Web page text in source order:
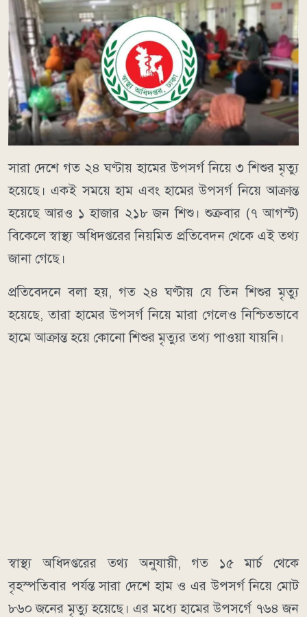
সারা দেশে গত ২৪ ঘণ্টায় হামের উপসর্গ নিয়ে ৩ শিশুর মৃত্যু
হয়েছে। একই সময়ে হাম এবং হামের উপসর্গ নিয়ে আক্রান্ত
হয়েছে আরও ১ হাজার ২১৮ জন শিশু। শুক্রবার (৭ আগস্ট)
বিকেলে স্বাস্থ্য অধিদপ্তরের নিয়মিত প্রতিবেদন থেকে এই তথ্য
জানা গেছে।
প্রতিবেদনে বলা হয়, গত ২৪ ঘণ্টায় যে তিন শিশুর মৃত্যু
হয়েছে, তারা হামের উপসর্গ নিয়ে মারা গেলেও নিশ্চিতভাবে
হামে আক্রান্ত হয়ে কোনো শিশুর মৃত্যুর তথ্য পাওয়া যায়নি।
স্বাস্থ্য অধিদপ্তরের তথ্য অনুযায়ী, গত ১৫ মার্চ থেকে
বৃহস্পতিবার পর্যন্ত সারা দেশে হাম ও এর উপসর্গ নিয়ে মোট
৮৬০ জনের মৃত্যু হয়েছে। এর মধ্যে হামের উপসর্গে ৭৬৪ জন